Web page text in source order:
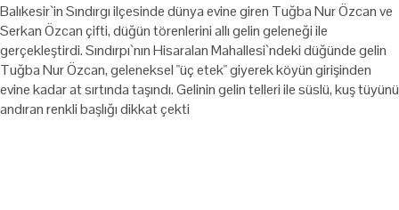
Balıkesir`in Sındırgı ilçesinde dünya evine giren Tuğba Nur Özcan ve
Serkan Özcan çifti, düğün törenlerini allı gelin geleneği ile
gerçekleştirdi. Sındırpı`nın Hisaralan Mahallesi`ndeki düğünde gelin
Tuğba Nur Özcan, geleneksel "üç etek" giyerek köyün girişinden
evine kadar at sırtında taşındı. Gelinin gelin telleri ile süslü, kuş tüyünü
andıran renkli başlığı dikkat çekti